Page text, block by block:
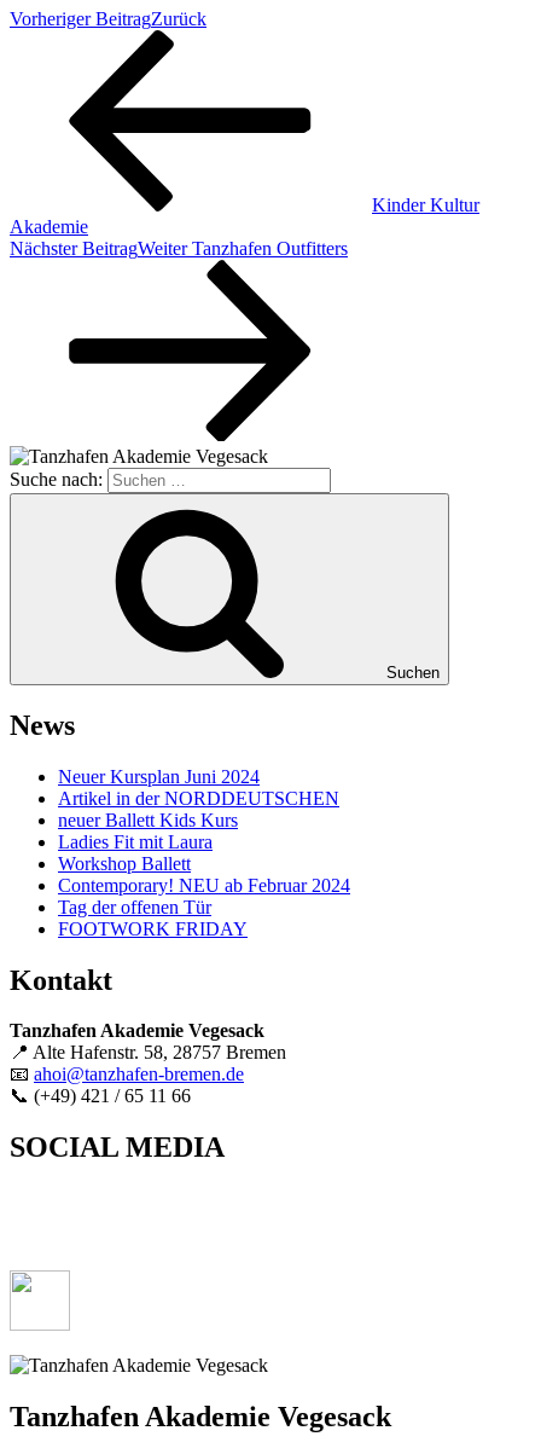
Vorheriger BeitragZurück
Kinder Kultur
Akademie
Nächster BeitragWeiter Tanzhafen Outfitters
Suche nach:
Suchen
News
Neuer Kursplan Juni 2024
Artikel in der NORDDEUTSCHEN
neuer Ballett Kids Kurs
Ladies Fit mit Laura
Workshop Ballett
Contemporary! NEU ab Februar 2024
Tag der offenen Tür
FOOTWORK FRIDAY
Kontakt
Tanzhafen Akademie Vegesack
📍 Alte Hafenstr. 58, 28757 Bremen
📧 ahoi@tanzhafen-bremen.de
📞 (+49) 421 / 65 11 66
SOCIAL MEDIA
Tanzhafen Akademie Vegesack